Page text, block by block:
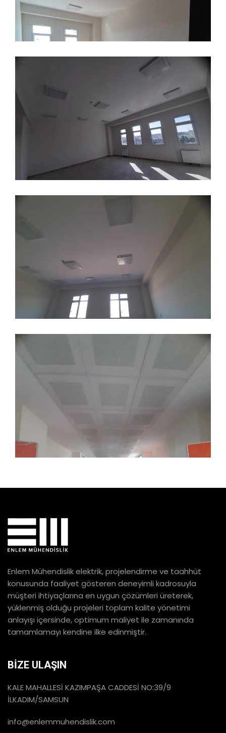
Enlem Mühendislik elektrik, projelendirme ve taahhüt
konusunda faaliyet gösteren deneyimli kadrosuyla
müşteri ihtiyaçlarına en uygun çözümleri üreterek,
yüklenmiş olduğu projeleri toplam kalite yönetimi
anlayışı içersinde, optimum maliyet ile zamanında
tamamlamayı kendine ilke edinmiştir.
BİZE ULAŞIN
KALE MAHALLESİ KAZIMPAŞA CADDESİ NO:39/9
İLKADIM/SAMSUN
info@enlemmuhendislik.com